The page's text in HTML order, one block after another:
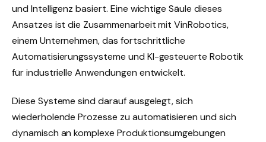
und Intelligenz basiert. Eine wichtige Säule dieses
Ansatzes ist die Zusammenarbeit mit VinRobotics,
einem Unternehmen, das fortschrittliche
Automatisierungssysteme und KI-gesteuerte Robotik
für industrielle Anwendungen entwickelt.
Diese Systeme sind darauf ausgelegt, sich
wiederholende Prozesse zu automatisieren und sich
dynamisch an komplexe Produktionsumgebungen